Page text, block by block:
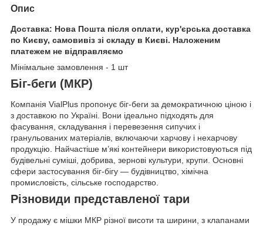
Опис
Доставка: Нова Пошта після оплати, кур'єрська доставка
по Києву, самовивіз зі складу в Києві. Наложеним
платежем не відправляємо
Мінімальне замовлення - 1 шт
Біг-беги (МКР)
Компанія VialPlus пропонує біг-беги за демократичною ціною і
з доставкою по Україні. Вони ідеально підходять для
фасування, складування і перевезення сипучих і
гранульованих матеріалів, включаючи харчову і нехарчову
продукцію. Найчастіше м’які контейнери використовуються під
будівельні суміші, добрива, зернові культури, крупи. Основні
сфери застосування біг-бігу — будівництво, хімічна
промисловість, сільське господарство.
Різновиди представленої тари
У продажу є мішки МКР різної висоти та ширини, з клапанами